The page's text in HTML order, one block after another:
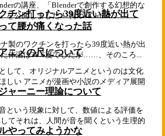
の講座、「Blenderで創作する幻想的な
を公開しました！ 街づ...Cloud
チン打ったら39度近い熱が出て
て腰が痛くなった話
製のワクチンを打ったら39度近い熱が出
た体温は38.6度でしたが……、そのころ...
ニメの尺について
して、オリジナルアニメというのは文化
しい アニメが漫画や小説のメディア展開
ャーニー理論について
という現象に対して、数値による評価を
てそれは、人間が音を聞くという生理的
やってみようかな